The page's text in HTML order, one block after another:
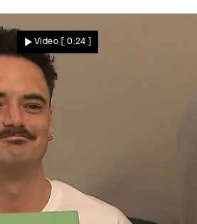
Video [ 0:24 ]